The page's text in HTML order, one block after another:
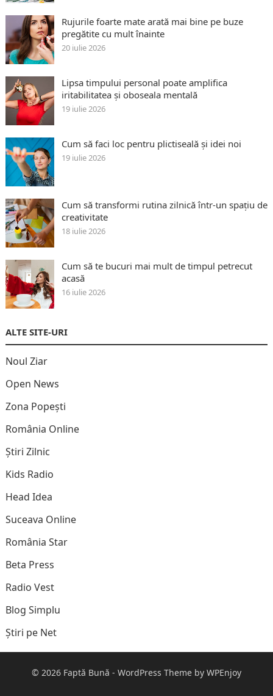
Rujurile foarte mate arată mai bine pe buze
pregătite cu mult înainte
20 iulie 2026
Lipsa timpului personal poate amplifica
iritabilitatea și oboseala mentală
19 iulie 2026
Cum să faci loc pentru plictiseală și idei noi
19 iulie 2026
Cum să transformi rutina zilnică într-un spațiu de
creativitate
18 iulie 2026
Cum să te bucuri mai mult de timpul petrecut
acasă
16 iulie 2026
ALTE SITE-URI
Noul Ziar
Open News
Zona Popești
România Online
Știri Zilnic
Kids Radio
Head Idea
Suceava Online
România Star
Beta Press
Radio Vest
Blog Simplu
Știri pe Net
© 2026 Faptă Bună - WordPress Theme by WPEnjoy